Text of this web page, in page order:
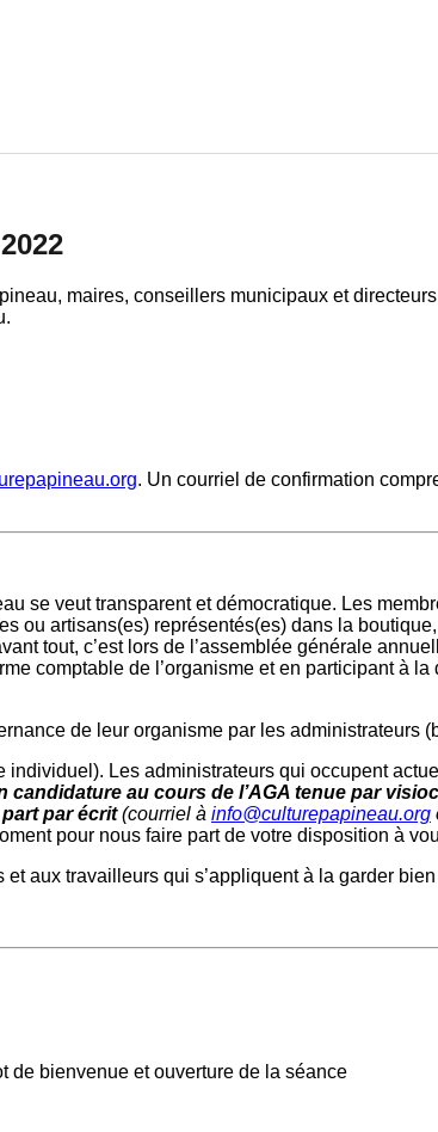
maires, conseillers municipaux et
. Un courriel de confirmation
se veut transparent et démocratique. Les
ou artisans(es) représentés(es) dans la
tout, c’est lors de l’assemblée générale
comptable de l’organisme et en participant à
de leur organisme par les administrateurs
Les administrateurs qui occupent
candidature au cours de l’AGA tenue par
par écrit(courriel à info@culturepapineau.org
pour nous faire part de votre disposition à
aux travailleurs qui s’appliquent à la garder
de bienvenue et ouverture de la séance